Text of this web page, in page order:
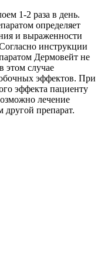
1-2 раза в день.
определяет
и выраженности
инструкции
Дермовейт не
этом случае
эффектов. При
эффекта пациенту
лечение
другой препарат.